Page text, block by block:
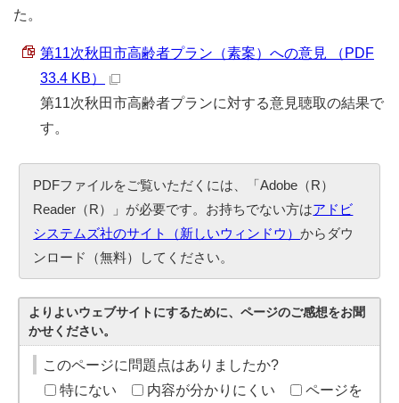
た。
第11次秋田市高齢者プラン（素案）への意見 （PDF
33.4 KB）
第11次秋田市高齢者プランに対する意見聴取の結果で
す。
PDFファイルをご覧いただくには、「Adobe（R）
Reader（R）」が必要です。お持ちでない方はアドビ
システムズ社のサイト（新しいウィンドウ）からダウ
ンロード（無料）してください。
よりよいウェブサイトにするために、ページのご感想をお聞
かせください。
このページに問題点はありましたか?
特にない
内容が分かりにくい
ページを